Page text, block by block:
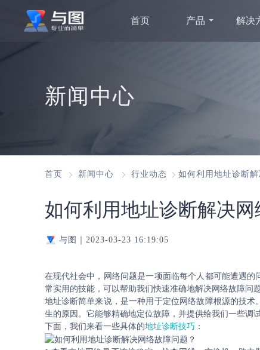
首页 产品 解决
新闻中心
首页 新闻中心 行业动态 如何利用地址诊断
如何利用地址诊断解决网
与图｜ 2023-03-23 16:19:05
在现代社会中，网络问题是一项面临每个人都可能遭遇
常实用的技能，可以帮助我们快速准确地解决网络故障问题
地址诊断简单来说，是一种用于定位网络故障根源的技
生的原因。它能够精确地定位故障，并提供给我们一些调
下面，我们来看一些具体的地址诊断技巧 ：